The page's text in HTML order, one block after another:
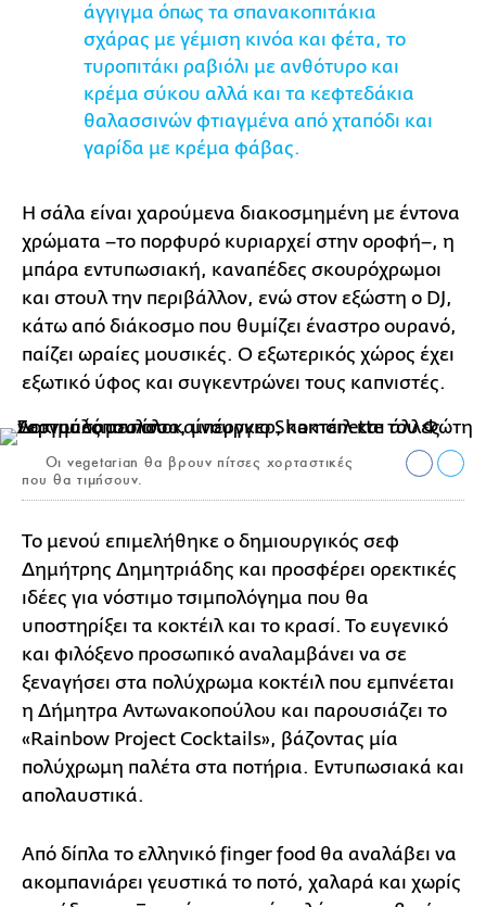
άγγιγμα όπως τα σπανακοπιτάκια
σχάρας με γέμιση κινόα και φέτα, το
τυροπιτάκι ραβιόλι με ανθότυρο και
κρέμα σύκου αλλά και τα κεφτεδάκια
θαλασσινών φτιαγμένα από χταπόδι και
γαρίδα με κρέμα φάβας.
Η σάλα είναι χαρούμενα διακοσμημένη με έντονα
χρώματα –το πορφυρό κυριαρχεί στην οροφή–, η
μπάρα εντυπωσιακή, καναπέδες σκουρόχρωμοι
και στουλ την περιβάλλον, ενώ στον εξώστη ο DJ,
κάτω από διάκοσμο που θυμίζει έναστρο ουρανό,
παίζει ωραίες μουσικές. Ο εξωτερικός χώρος έχει
εξωτικό ύφος και συγκεντρώνει τους καπνιστές.
Οι vegetarian θα βρουν πίτσες χορταστικές
που θα τιμήσουν.
Το μενού επιμελήθηκε ο δημιουργικός σεφ
Δημήτρης Δημητριάδης και προσφέρει ορεκτικές
ιδέες για νόστιμο τσιμπολόγημα που θα
υποστηρίξει τα κοκτέιλ και το κρασί. Το ευγενικό
και φιλόξενο προσωπικό αναλαμβάνει να σε
ξεναγήσει στα πολύχρωμα κοκτέιλ που εμπνέεται
η Δήμητρα Αντωνακοπούλου και παρουσιάζει το
«Rainbow Project Cocktails», βάζοντας μία
πολύχρωμη παλέτα στα ποτήρια. Εντυπωσιακά και
απολαυστικά.
Από δίπλα το ελληνικό finger food θα αναλάβει να
ακομπανιάρει γευστικά το ποτό, χαλαρά και χωρίς